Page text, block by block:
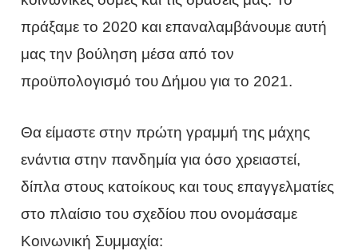
πράξαμε το 2020 και επαναλαμβάνουμε αυτή
μας την βούληση μέσα από τον
προϋπολογισμό του Δήμου για το 2021.
Θα είμαστε στην πρώτη γραμμή της μάχης
ενάντια στην πανδημία για όσο χρειαστεί,
δίπλα στους κατοίκους και τους επαγγελματίες
στο πλαίσιο του σχεδίου που ονομάσαμε
Κοινωνική Συμμαχία: